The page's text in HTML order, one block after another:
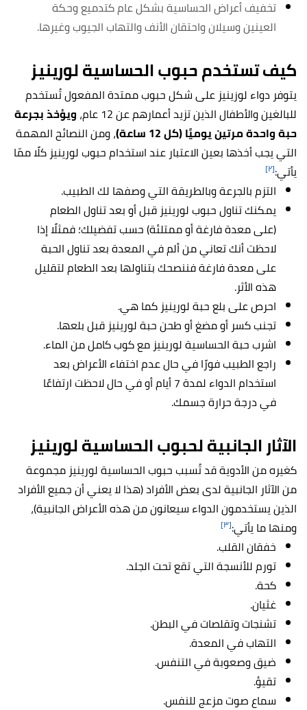
تخفيف أعراض الحساسية بشكل عام كتدميع وحكة
العينين وسيلان واحتقان الأنف والتهاب الجيوب وغيرها.
كيف تستخدم حبوب الحساسية لورينيز
يتوفر دواء لوزينيز على شكل حبوب ممتدة المفعول تُستخدم
للبالغين والأطفال الذين تزيد أعمارهم عن 12 عام،
ويؤخذ بجرعة
حبة واحدة مرتين يوميًا (كل 12 ساعة)
، ومن النصائح المهمة
التي يجب أخذها بعين الاعتبار عند استخدام حبوب لورينيز كلًا ممّا
يأتي:[٢]
التزم بالجرعة وبالطريقة التي وصفها لك الطبيب.
يمكنك تناول حبوب لورينيز قبل أو بعد تناول الطعام
(على معدة فارغة أو ممتلئة) حسب تفضيلك؛ فمثلًا إذا
لاحظت أنك تعاني من ألم في المعدة بعد تناول الحبة
على معدة فارغة فننصحك بتناولها بعد الطعام لتقليل
هذه الأثر.
احرص على بلع حبة لورينيز كما هي.
تجنب كسر أو مضغ أو طحن حبة لورينيز قبل بلعها.
اشرب حبة الحساسية لورينيز مع كوب كامل من الماء.
راجع الطبيب فورًا في حال عدم اختفاء الأعراض بعد
استخدام الدواء لمدة 7 أيام أو في حال لاحظت ارتفاعًا
في درجة حرارة جسمك.
الآثار الجانبية لحبوب الحساسية لورينيز
كغيره من الأدوية قد تُسبب حبوب الحساسية لورينيز مجموعة
من الآثار الجانبية لدى بعض الأفراد (هذا لا يعني أن جميع الأفراد
الذين يستخدمون الدواء سيعانون من هذه الأعراض الجانبية)،
ومنها ما يأتي:[٣]
خفقان القلب.
تورم للأنسجة التي تقع تحت الجلد.
كحة.
غثيان.
تشنجات وتقلصات في البطن.
التهاب في المعدة.
ضيق وصعوبة في التنفس.
تقيؤ.
سماع صوت مزعج للنفس.